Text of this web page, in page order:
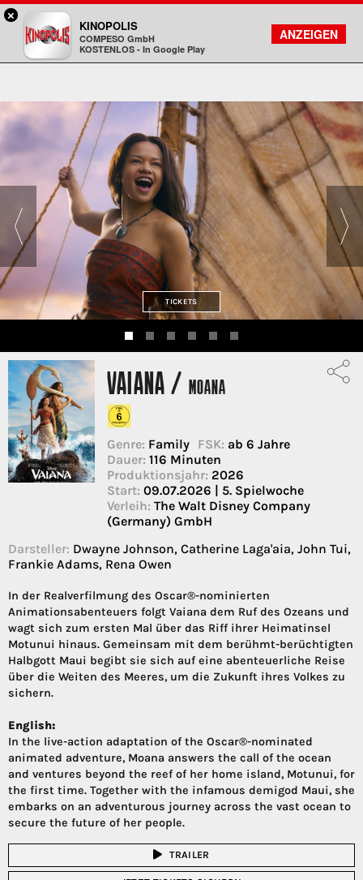
Kinopolis
FILMSUCHE
KONTO
TICKETS
VAIANA / MOANA
Genre: Family FSK: ab 6 Jahre
Dauer: 116 Minuten
Produktionsjahr: 2026
Start: 09.07.2026 | 5. Spielwoche
Verleih: The Walt Disney Company
(Germany) GmbH
Darsteller: Dwayne Johnson, Catherine Laga'aia, John Tui,
Frankie Adams, Rena Owen
In der Realverfilmung des Oscar®-nominierten
Animationsabenteuers folgt Vaiana dem Ruf des Ozeans und
wagt sich zum ersten Mal über das Riff ihrer Heimatinsel
Motunui hinaus. Gemeinsam mit dem berühmt-berüchtigten
Halbgott Maui begibt sie sich auf eine abenteuerliche Reise
über die Weiten des Meeres, um die Zukunft ihres Volkes zu
sichern.
English:
In the live-action adaptation of the Oscar®-nominated
animated adventure, Moana answers the call of the ocean
and ventures beyond the reef of her home island, Motunui, for
the first time. Together with the infamous demigod Maui, she
embarks on an adventurous journey across the vast ocean to
secure the future of her people.
TRAILER
×
KINOPOLIS
COMPESO GmbH
KOSTENLOS - In Google Play
ANZEIGEN